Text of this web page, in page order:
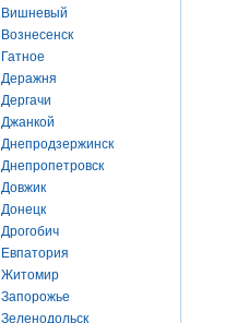
Вишневый
Вознесенск
Гатное
Деражня
Дергачи
Джанкой
Днепродзержинск
Днепропетровск
Довжик
Донецк
Дрогобич
Евпатория
Житомир
Запорожье
Зеленодольск